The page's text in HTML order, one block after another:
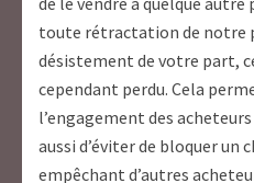
toute rétractation de notre
désistement de votre part,
cependant perdu. Cela
l’engagement des
aussi d’éviter de bloquer
empêchant d’autres